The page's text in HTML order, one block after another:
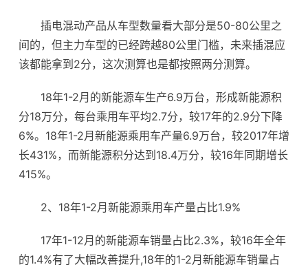
插电混动产品从车型数量看大部分是50-80公里之
间的，但主力车型的已经跨越80公里门槛，未来插混应
该都能拿到2分，这次测算也是都按照两分测算。
18年1-2月的新能源车生产6.9万台，形成新能源积
分18万分，每台乘用车平均2.7分，较17年的2.9分下降
6%。18年1-2月新能源乘用车产量6.9万台，较2017年增
长431%，而新能源积分达到18.4万分，较16年同期增长
415%。
2、18年1-2月新能源乘用车产量占比1.9%
17年1-12月的新能源车销量占比2.3%，较16年全年
的1.4%有了大幅改善提升,18年的1-2月新能源车销量占